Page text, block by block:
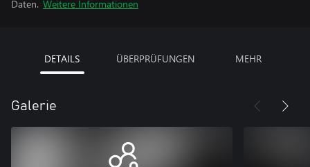
Daten. Weitere Informationen
DETAILS ÜBERPRÜFUNGEN MEHR
Galerie